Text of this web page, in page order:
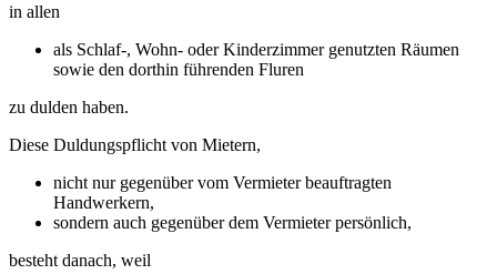
in allen
als Schlaf-, Wohn- oder Kinderzimmer genutzten Räumen
sowie den dorthin führenden Fluren
zu dulden haben.
Diese Duldungspflicht von Mietern,
nicht nur gegenüber vom Vermieter beauftragten
Handwerkern,
sondern auch gegenüber dem Vermieter persönlich,
besteht danach, weil